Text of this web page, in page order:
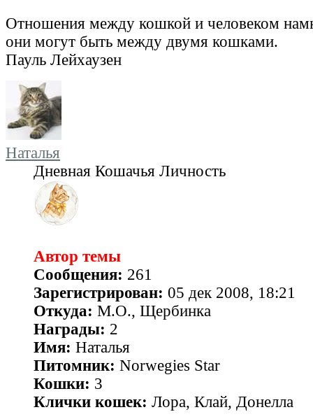
Отношения между кошкой и человеком
они могут быть между двумя кошками.
Пауль Лейхаузен
Наталья
Дневная Кошачья Личность
Автор темы
Сообщения: 261
Зарегистрирован: 05 дек 2008, 18:21
Откуда: М.О., Щербинка
Награды: 2
Имя: Наталья
Питомник: Norwegies Star
Кошки: 3
Клички кошек: Лора, Клай, Донелла